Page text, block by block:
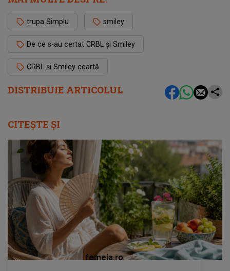
DISTRIBUIE ARTICOLUL
trupa Simplu smiley
De ce s-au certat CRBL și Smiley
CRBL și Smiley ceartă
CITEȘTE ȘI
femeia.ro